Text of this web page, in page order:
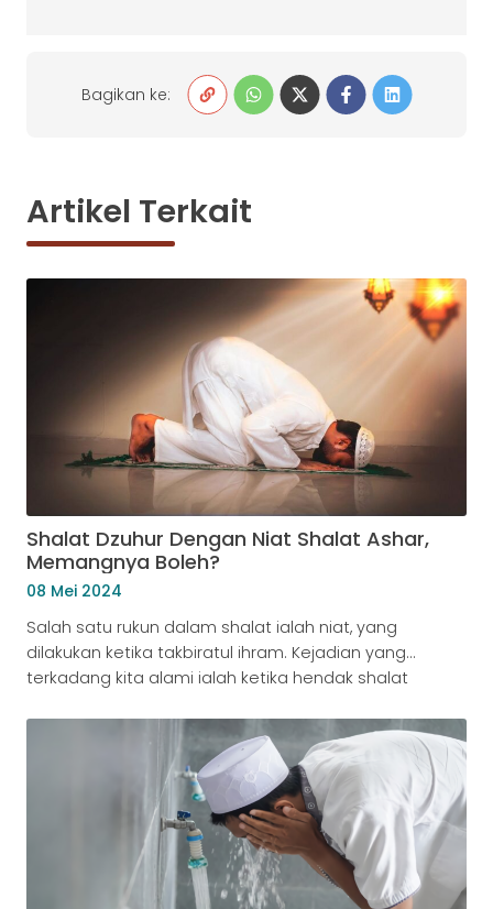
Bagikan ke:
Artikel Terkait
Shalat Dzuhur Dengan Niat Shalat Ashar,
Memangnya Boleh?
08 Mei 2024
Salah satu rukun dalam shalat ialah niat, yang
dilakukan ketika takbiratul ihram. Kejadian yang
terkadang kita alami ialah ketika hendak shalat
dengan shalat ashar ataupun sebaliknya. Apakah
boleh melakukan hal tersebut? Dan apakah itu niat?
Kita bahas dulu ya apa yang dimaksud dengan niat…
Pengertian Niat Niat […]